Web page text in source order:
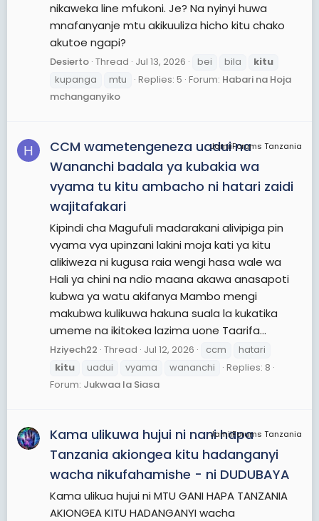
nikaweka line mfukoni. Je? Na nyinyi huwa
mnafanyanje mtu akikuuliza hicho kitu chako
akutoe ngapi?
Desierto Thread Jul 13, 2026 bei bila
kitu
kupanga
mtu Replies: 5 Forum: Habari na Hoja
mchanganyiko
H JamiiForums Tanzania
CCM wametengeneza uadui na
Wananchi badala ya kubakia wa
vyama tu kitu ambacho ni hatari zaidi
wajitafakari
Kipindi cha Magufuli madarakani alivipiga pin
vyama vya upinzani lakini moja kati ya kitu
alikiweza ni kugusa raia wengi hasa wale wa
Hali ya chini na ndio maana akawa anasapoti
kubwa ya watu akifanya Mambo mengi
makubwa kulikuwa hakuna suala la kukatika
umeme na ikitokea lazima uone Taarifa...
Hziyech22 Thread Jul 12, 2026 ccm
hatari
kitu
uadui vyama wananchi
Replies: 8
Forum: Jukwaa la Siasa
JamiiForums Tanzania
Kama ulikuwa hujui ni nani hapa
Tanzania akiongea kitu hadanganyi
wacha nikufahamishe - ni DUDUBAYA
Kama ulikua hujui ni MTU GANI HAPA TANZANIA
AKIONGEA KITU HADANGANYI wacha